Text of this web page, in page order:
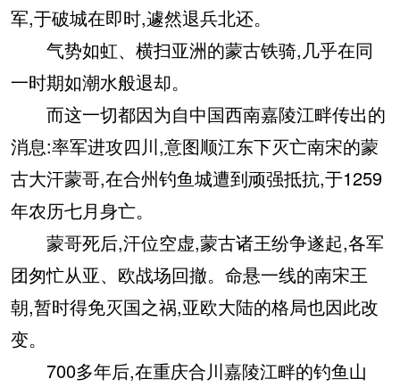
军,于破城在即时,遽然退兵北还。
气势如虹、横扫亚洲的蒙古铁骑,几乎在同
一时期如潮水般退却。
而这一切都因为自中国西南嘉陵江畔传出的
消息:率军进攻四川,意图顺江东下灭亡南宋的蒙
古大汗蒙哥,在合州钓鱼城遭到顽强抵抗,于1259
年农历七月身亡。
蒙哥死后,汗位空虚,蒙古诸王纷争遂起,各军
团匆忙从亚、欧战场回撤。命悬一线的南宋王
朝,暂时得免灭国之祸,亚欧大陆的格局也因此改
变。
700多年后,在重庆合川嘉陵江畔的钓鱼山